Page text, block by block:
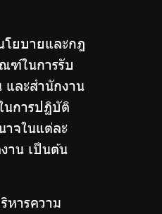
ยบายและกฎ
ฑ์ในการรับ
และสำนักงาน
นการปฏิบัติ
าจในแต่ละ
าน เป็นต้น
หารความ